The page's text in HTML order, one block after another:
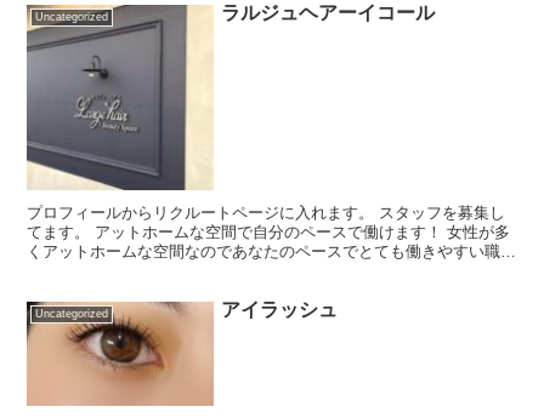
Uncategorized ラルジュヘアーイコール
プロフィールからリクルートページに入れます。 スタッフを募集し
てます。 アットホームな空間で自分のペースで働けます！ 女性が多
くアットホームな空間なのであなたのペースでとても働きやすい職場
Uncategorized アイラッシュ